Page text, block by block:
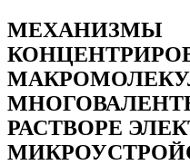
МЕХАНИЗМЫ
РАСТВОРЕ